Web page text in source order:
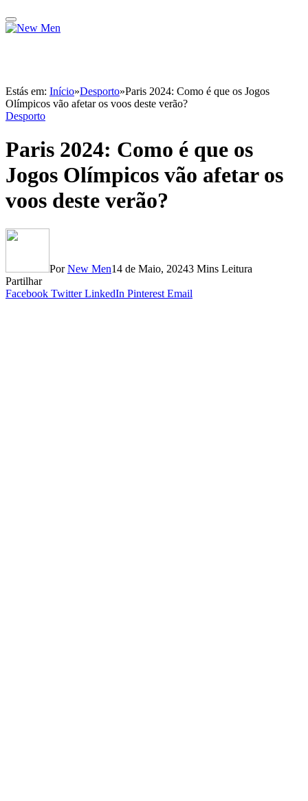
Estás em: Início»Desporto»Paris 2024: Como é que os Jogos
Olímpicos vão afetar os voos deste verão?
Desporto
Paris 2024: Como é que os
Jogos Olímpicos vão afetar os
voos deste verão?
Por New Men14 de Maio, 20243 Mins Leitura
Partilhar
Facebook Twitter LinkedIn Pinterest Email